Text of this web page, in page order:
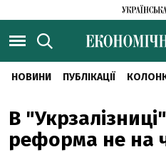
НОВИНИ ПУБЛІКАЦІЇ
В
реформа не на